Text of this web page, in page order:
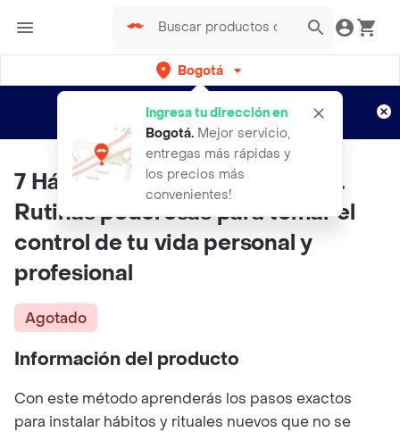
Bogotá
Ingresa tu dirección en
Bogotá. Mejor servicio,
entregas más rápidas y
los precios más
convenientes!
envíos gratis por semanas
Aplican TyC
7 Hábitos para alcanzar el éxito.
Rutinas poderosas para tomar el
control de tu vida personal y
profesional
Agotado
Información del producto
Con este método aprenderás los pasos exactos
para instalar hábitos y rituales nuevos que no se